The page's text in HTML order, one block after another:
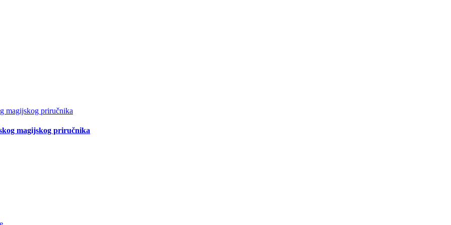
magijskog priručnika